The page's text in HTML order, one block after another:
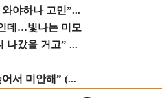
야하나 고민”...
데…빛나는 미모
나갔을 거고” ...
서 미안해” (...